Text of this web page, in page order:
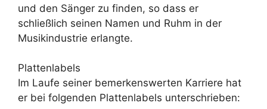
und den Sänger zu finden, so dass er
schließlich seinen Namen und Ruhm in der
Musikindustrie erlangte.
Plattenlabels
Im Laufe seiner bemerkenswerten Karriere hat
er bei folgenden Plattenlabels unterschrieben: